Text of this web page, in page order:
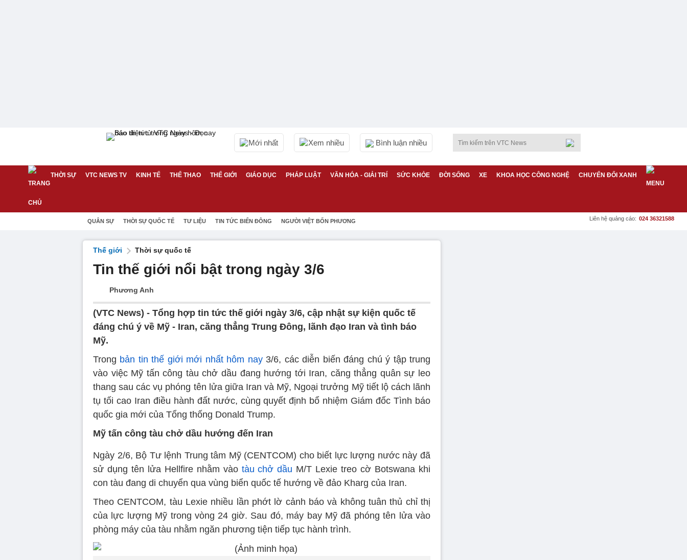
Mới nhất Xem nhiều Bình luận nhiều
THỜI SỰ VTC NEWS TV KINH TẾ THỂ THAO THẾ GIỚI GIÁO DỤC PHÁP LUẬT VĂN HÓA - GIẢI TRÍ SỨC KHỎE ĐỜI SỐNG XE KHOA HỌC CÔNG NGHỆ CHUYỂN ĐỔI XANH
QUÂN SỰ THỜI SỰ QUỐC TẾ TƯ LIỆU TIN TỨC BIỂN ĐÔNG NGƯỜI VIỆT BỐN PHƯƠNG Liên hệ quảng cáo: 024 36321588
Thế giới Thời sự quốc tế
Tin thế giới nổi bật trong ngày 3/6
Phương Anh
(VTC News) - Tổng hợp tin tức thế giới ngày 3/6, cập nhật sự kiện quốc tế
đáng chú ý về Mỹ - Iran, căng thẳng Trung Đông, lãnh đạo Iran và tình báo
Mỹ.
Trong bản tin thế giới mới nhất hôm nay3/6, các diễn biến đáng chú ý tập trung
vào việc Mỹ tấn công tàu chở dầu đang hướng tới Iran, căng thẳng quân sự leo
thang sau các vụ phóng tên lửa giữa Iran và Mỹ, Ngoại trưởng Mỹ tiết lộ cách lãnh
tụ tối cao Iran điều hành đất nước, cùng quyết định bổ nhiệm Giám đốc Tình báo
quốc gia mới của Tổng thống Donald Trump.
Mỹ tấn công tàu chở dầu hướng đến Iran
Ngày 2/6, Bộ Tư lệnh Trung tâm Mỹ (CENTCOM) cho biết lực lượng nước này đã
sử dụng tên lửa Hellfire nhằm vào tàu chở dầu M/T Lexie treo cờ Botswana khi
con tàu đang di chuyển qua vùng biển quốc tế hướng về đảo Kharg của Iran.
Theo CENTCOM, tàu Lexie nhiều lần phớt lờ cảnh báo và không tuân thủ chỉ thị
của lực lượng Mỹ trong vòng 24 giờ. Sau đó, máy bay Mỹ đã phóng tên lửa vào
phòng máy của tàu nhằm ngăn phương tiện tiếp tục hành trình.